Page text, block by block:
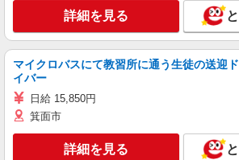
詳細を見る
マイクロバスにて教習所に通う生徒の送迎
イバー
日給 15,850円
箕面市
詳細を見る